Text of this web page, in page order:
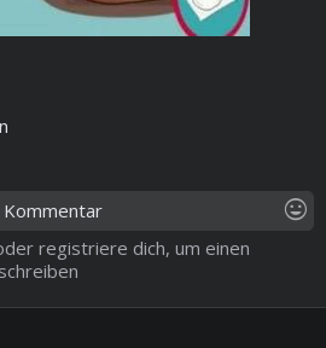
mood
registriere dich, um einen